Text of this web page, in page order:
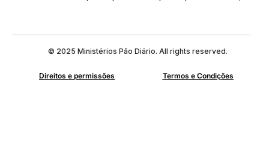
© 2025 Ministérios Pão Diário. All rights reserved.
Direitos e permissões Termos e Condições